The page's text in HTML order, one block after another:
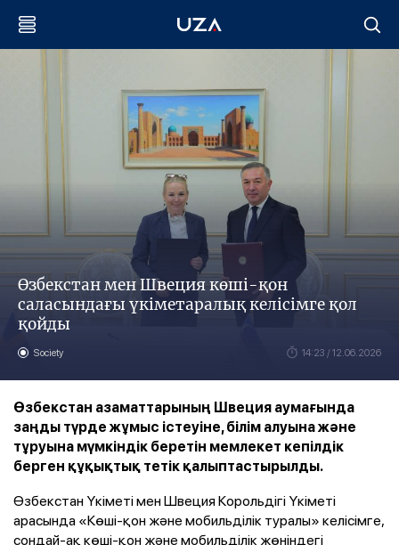
Өзбекстан мен Швеция көші-қон
саласындағы үкіметаралық келісімге қол
қойды
Society 14:23 / 12.06.2026
Өзбекстан азаматтарының Швеция аумағында
заңды түрде жұмыс істеуіне, білім алуына және
тұруына мүмкіндік беретін мемлекет кепілдік
берген құқықтық тетік қалыптастырылды.
Өзбекстан Үкіметі мен Швеция Корольдігі Үкіметі
арасында «Көші-қон және мобильділік туралы» келісімге,
сондай-ақ көші-қон және мобильділік жөніндегі